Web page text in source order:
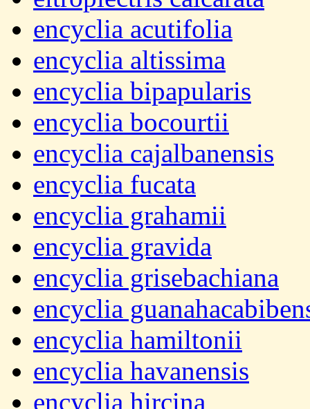
encyclia acutifolia
encyclia altissima
encyclia bipapularis
encyclia bocourtii
encyclia cajalbanensis
encyclia fucata
encyclia grahamii
encyclia gravida
encyclia grisebachiana
encyclia
encyclia hamiltonii
encyclia havanensis
encyclia hircina